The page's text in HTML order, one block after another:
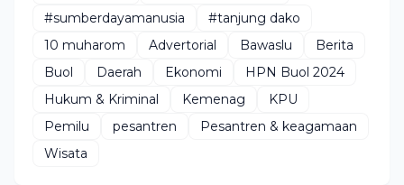
#sumberdayamanusia
#tanjung dako
10 muharom
Advertorial Bawaslu
Berita
Buol
Daerah Ekonomi
HPN Buol 2024
Hukum & Kriminal
Kemenag
KPU
Pemilu
pesantren
Pesantren & keagamaan
Wisata